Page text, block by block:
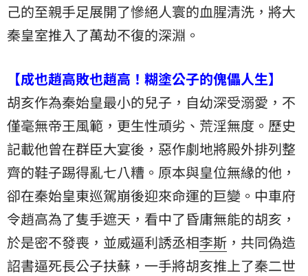
己的至親手足展開了慘絕人寰的血腥清洗，將大
秦皇室推入了萬劫不復的深淵。
【成也趙高敗也趙高！糊塗公子的傀儡人生】
胡亥作為秦始皇最小的兒子，自幼深受溺愛，不
僅毫無帝王風範，更生性頑劣、荒淫無度。歷史
記載他曾在群臣大宴後，惡作劇地將殿外排列整
齊的鞋子踢得亂七八糟。原本與皇位無緣的他，
卻在秦始皇東巡駕崩後迎來命運的巨變。中車府
令趙高為了隻手遮天，看中了昏庸無能的胡亥，
於是密不發喪，並威逼利誘丞相李斯 ，共同偽造
詔書逼死長公子扶蘇，一手將胡亥推上了秦二世